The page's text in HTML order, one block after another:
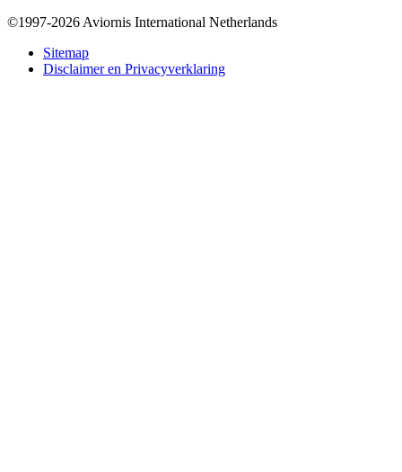
Bottom
©1997-2026 Aviornis International Netherlands
Sitemap
Disclaimer en Privacyverklaring